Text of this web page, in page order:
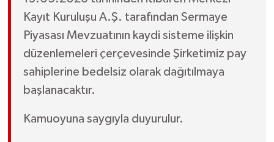
Kayıt Kuruluşu A.Ş. tarafından Sermaye
Piyasası Mevzuatının kaydi sisteme ilişkin
düzenlemeleri çerçevesinde Şirketimiz pay
sahiplerine bedelsiz olarak dağıtılmaya
başlanacaktır.
Kamuoyuna saygıyla duyurulur.